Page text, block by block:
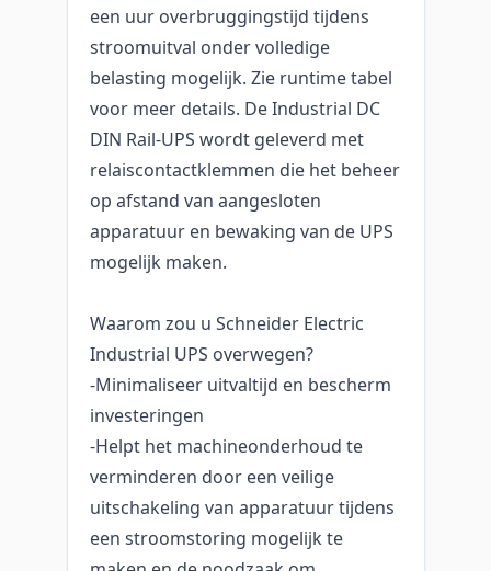
een uur overbruggingstijd tijdens
stroomuitval onder volledige
belasting mogelijk. Zie runtime tabel
voor meer details. De Industrial DC
DIN Rail-UPS wordt geleverd met
relaiscontactklemmen die het beheer
op afstand van aangesloten
apparatuur en bewaking van de UPS
mogelijk maken.
Waarom zou u Schneider Electric
Industrial UPS overwegen?
-Minimaliseer uitvaltijd en bescherm
investeringen
-Helpt het machineonderhoud te
verminderen door een veilige
uitschakeling van apparatuur tijdens
een stroomstoring mogelijk te